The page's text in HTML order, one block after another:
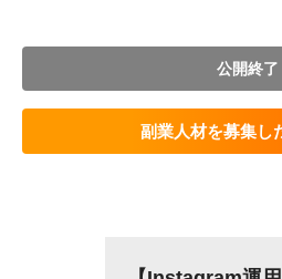
公開終了
副業人材を募集し